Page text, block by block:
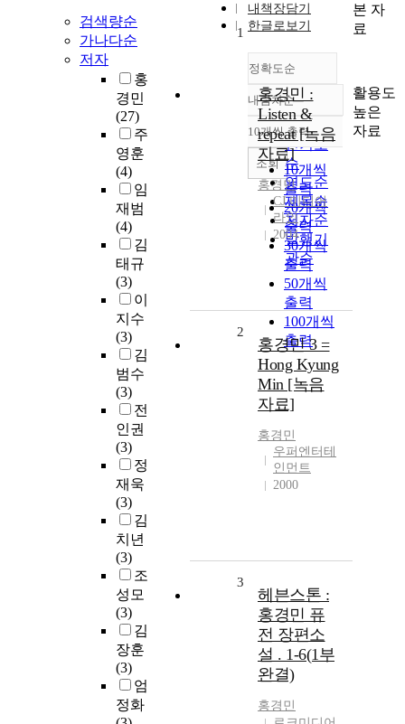
검색량순
가나다순
저자
홍
경민
(27)
주
영훈
(4)
임
재범
(4)
김
태규
(3)
이
지수
(3)
김
범수
(3)
전
인권
(3)
정
재욱
(3)
김
치년
(3)
조
성모
(3)
김
장훈
(3)
엄
정화
내책장담기
한글로보기
정확도순
정확도
순
인기도
순
연도순
제목순
저자순
발행기
관순
내림차순
내림차순
10개씩 출력
10개씩
출력
20개씩
출력
30개씩
출력
50개씩
출력
100개씩
출력
조회
1
홍경민 :
Listen &
repeat [녹음
자료]
홍경민
CJ 미디어
라인
2004
2
홍경민 3 =
Hong Kyung
Min [녹음
자료]
홍경민
우퍼엔터테
인먼트
2000
3
헤븐스톤 :
홍경민 퓨
전 장편소
설 . 1-6(1부
완결)
홍경민
본 자
료
활용도
높은
자료